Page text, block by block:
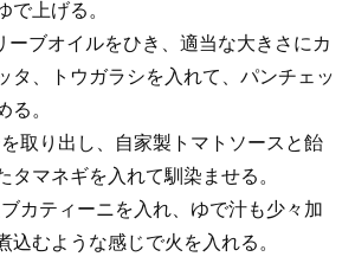
で上げる。
ーブオイルをひき、適当な大きさにカ
タ、トウガラシを入れて、パンチェッ
る。
取り出し、自家製トマトソースと飴
タマネギを入れて馴染ませる。
カティーニを入れ、ゆで汁も少々加
込むような感じで火を入れる。